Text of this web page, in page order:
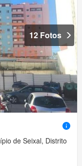
12 Fotos
de Seixal, Distrito